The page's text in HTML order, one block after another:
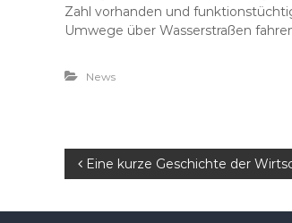
Zahl vorhanden und
Umwege über Wasserstraßen
News
B
e
Eine kurze Geschichte der